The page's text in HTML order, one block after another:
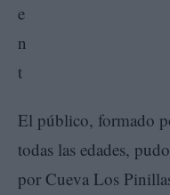
El público, formado
todas las edades,
por Cueva Los